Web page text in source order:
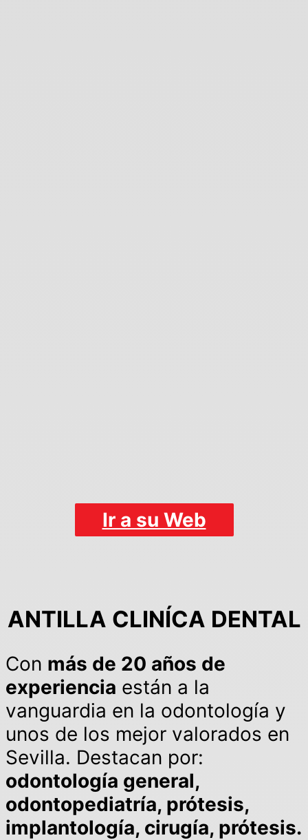
Ir a su Web
ANTILLA CLINÍCA DENTAL
Con más de 20 años de
experiencia están a la
vanguardia en la odontología y
unos de los mejor valorados en
Sevilla. Destacan por:
odontología general,
odontopediatría, prótesis,
implantología, cirugía, prótesis.